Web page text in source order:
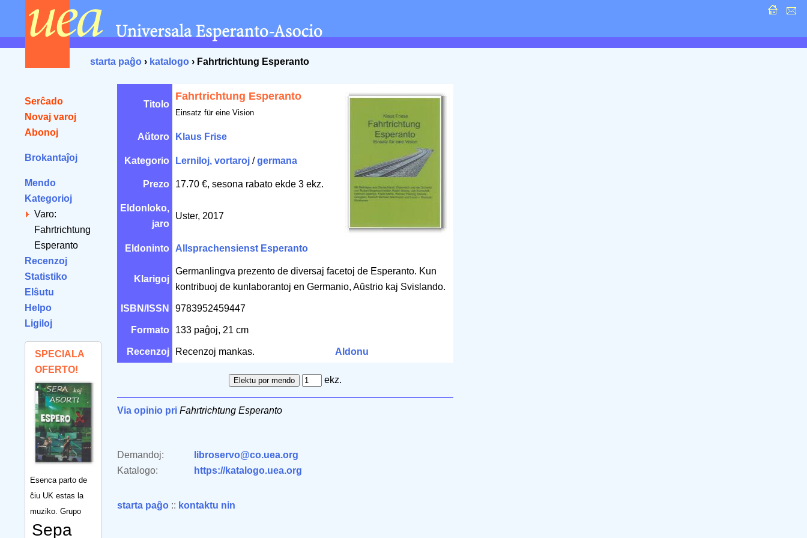
starta paĝo › katalogo › Fahrtrichtung Esperanto
Serĉado
Novaj varoj
Abonoj
Brokantaĵoj
Mendo
Kategorioj
Varo:
Fahrtrichtung
Esperanto
Recenzoj
Statistiko
Elŝutu
Helpo
Ligiloj
SPECIALA
OFERTO!
Esenca parto de
ĉiu UK estas la
muziko. Grupo
Sepa
Titolo
Fahrtrichtung Esperanto
Einsatz für eine Vision
Aŭtoro Klaus Frise
Kategorio Lerniloj, vortaroj /germana
Prezo 17.70 €, sesona rabato ekde 3 ekz.
Eldonloko,
jaro
Uster, 2017
Eldoninto Allsprachensienst Esperanto
Klarigoj
Germanlingva prezento de diversaj facetoj de Esperanto. Kun
kontribuoj de kunlaborantoj en Germanio, Aŭstrio kaj Svislando.
ISBN/ISSN 9783952459447
Formato 133 paĝoj, 21 cm
Recenzoj Recenzoj mankas. Aldonu
ekz.
Via opinio pri Fahrtrichtung Esperanto
Demandoj:
libroservo@co.uea.org
Katalogo:
https://katalogo.uea.org
starta paĝo :: kontaktu nin